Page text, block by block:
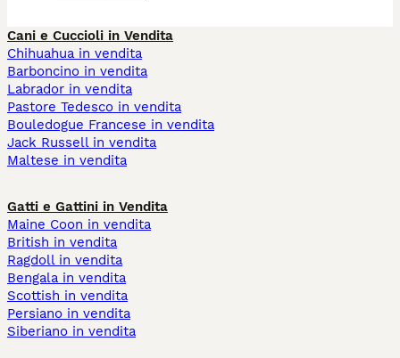
Cani e Cuccioli in Vendita
Chihuahua in vendita
Barboncino in vendita
Labrador in vendita
Pastore Tedesco in vendita
Bouledogue Francese in vendita
Jack Russell in vendita
Maltese in vendita
Gatti e Gattini in Vendita
Maine Coon in vendita
British in vendita
Ragdoll in vendita
Bengala in vendita
Scottish in vendita
Persiano in vendita
Siberiano in vendita